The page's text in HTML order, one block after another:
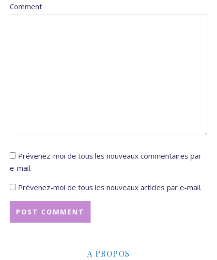
Comment
Prévenez-moi de tous les nouveaux commentaires par
e-mail.
Prévenez-moi de tous les nouveaux articles par e-mail.
A PROPOS